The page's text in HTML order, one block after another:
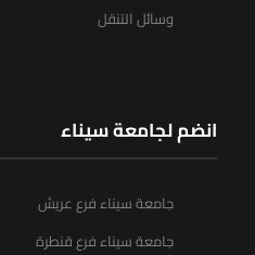
وسائل التنقل
انضم لجامعة سيناء
جامعة سيناء فرع عريش
جامعة سيناء فرع قنطرة